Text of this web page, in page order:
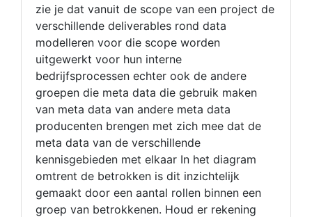
zie je dat vanuit de scope van een project de
verschillende deliverables rond data
modelleren voor die scope worden
uitgewerkt voor hun interne
bedrijfsprocessen echter ook de andere
groepen die meta data die gebruik maken
van meta data van andere meta data
producenten brengen met zich mee dat de
meta data van de verschillende
kennisgebieden met elkaar In het diagram
omtrent de betrokken is dit inzichtelijk
gemaakt door een aantal rollen binnen een
groep van betrokkenen. Houd er rekening